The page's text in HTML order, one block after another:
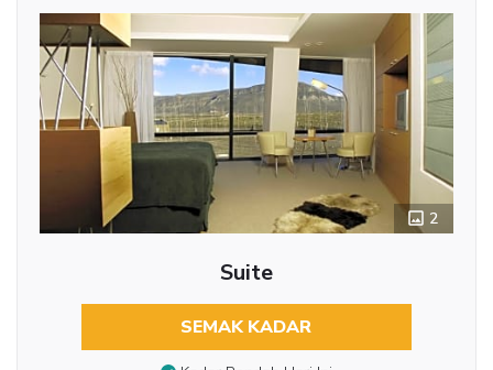
2
Suite
SEMAK KADAR